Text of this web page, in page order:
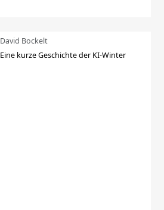
David Bockelt
Eine kurze Geschichte der KI-Winter